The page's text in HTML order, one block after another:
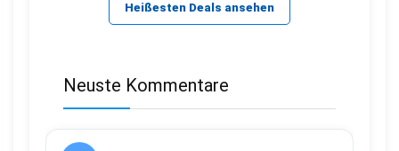
Heißesten Deals ansehen
Neuste Kommentare